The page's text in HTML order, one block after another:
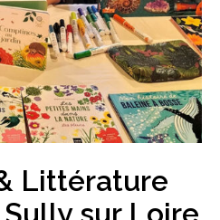
Littérature